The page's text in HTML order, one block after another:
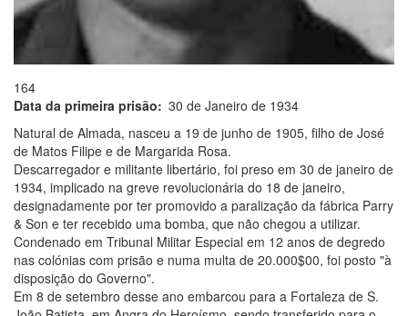
164
Data da primeira prisão
30 de Janeiro de 1934
Natural de Almada, nasceu a 19 de junho de 1905, filho de José
de Matos Filipe e de Margarida Rosa.
Descarregador e militante libertário, foi preso em 30 de janeiro de
1934, implicado na greve revolucionária do 18 de janeiro,
designadamente por ter promovido a paralização da fábrica Parry
& Son e ter recebido uma bomba, que não chegou a utilizar.
Condenado em Tribunal Militar Especial em 12 anos de degredo
nas colónias com prisão e numa multa de 20.000$00, foi posto "à
disposição do Governo".
Em 8 de setembro desse ano embarcou para a Fortaleza de S.